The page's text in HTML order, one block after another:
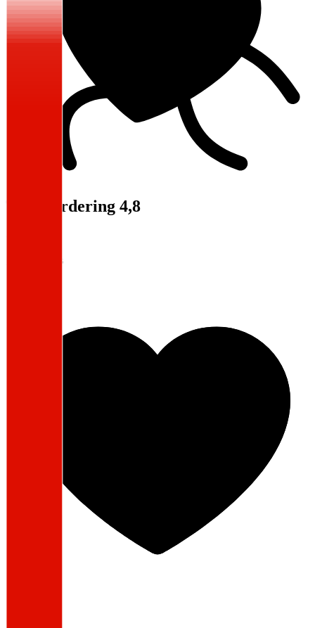
Totalvurdering 4,8
Arbeidsmiljø